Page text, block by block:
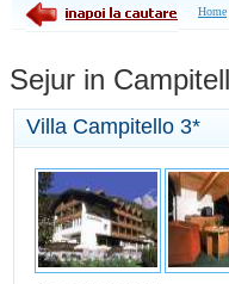
Home
Sejur in
Villa Campitello 3*